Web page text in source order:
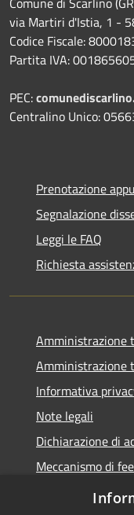
via Martiri d'Istia, 1 -
Codice Fiscale:
Partita IVA:
PEC:
Centralino Unico:
Prenotazione
Segnalazione
Leggi le FAQ
Richiesta
Amministrazione
Amministrazione
Informativa
Note legali
Dichiarazione di
Meccanismo di
Whistleblowing